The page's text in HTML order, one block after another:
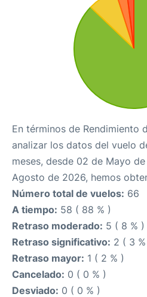
En términos de Rendimiento
analizar los datos del vuelo
meses, desde 02 de Mayo
Agosto de 2026, hemos
Número total de vuelos: 66
A tiempo: 58 ( 88 % )
Retraso moderado: 5 ( 8 % )
Retraso significativo: 2 ( 3
Retraso mayor: 1 ( 2 % )
Cancelado: 0 ( 0 % )
Desviado: 0 ( 0 % )